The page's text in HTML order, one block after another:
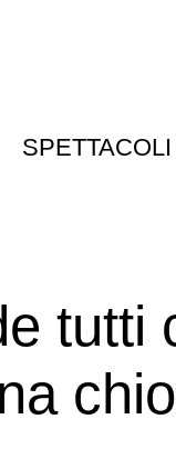
SPETTACOLI
tutti